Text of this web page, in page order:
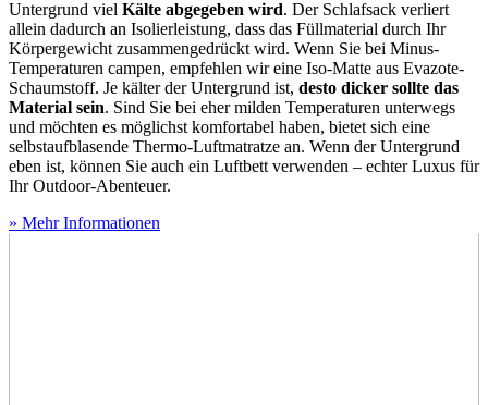
Untergrund viel Kälte abgegeben wird. Der Schlafsack verliert
allein dadurch an Isolierleistung, dass das Füllmaterial durch Ihr
Körpergewicht zusammengedrückt wird. Wenn Sie bei Minus-
Temperaturen campen, empfehlen wir eine Iso-Matte aus Evazote-
Schaumstoff. Je kälter der Untergrund ist, desto dicker sollte das
Material sein. Sind Sie bei eher milden Temperaturen unterwegs
und möchten es möglichst komfortabel haben, bietet sich eine
selbstaufblasende Thermo-Luftmatratze an. Wenn der Untergrund
eben ist, können Sie auch ein Luftbett verwenden – echter Luxus für
Ihr Outdoor-Abenteuer.
» Mehr Informationen